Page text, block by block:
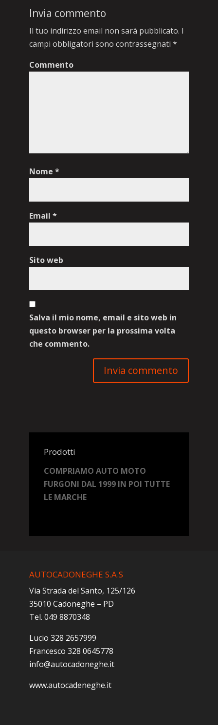
Invia commento
Il tuo indirizzo email non sarà pubblicato. I
campi obbligatori sono contrassegnati *
Commento
Nome *
Email *
Sito web
Salva il mio nome, email e sito web in
questo browser per la prossima volta
che commento.
Prodotti
COMPRIAMO AUTO MOTO
FURGONI DAL 1999 IN POI TUTTE
LE MARCHE
AUTOCADONEGHE S.A.S
Via Strada del Santo, 125/126
35010 Cadoneghe – PD
Tel. 049 8870348
Lucio 328 2657999
Francesco 328 0645778
info@autocadoneghe.it
www.autocadeneghe.it